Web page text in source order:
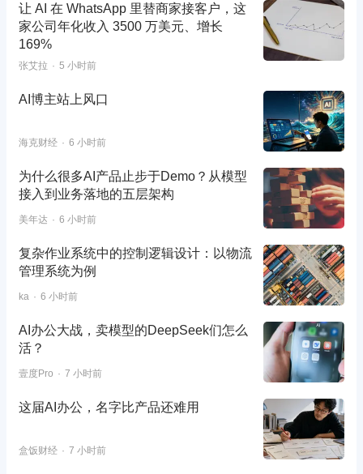
让 AI 在 WhatsApp 里替商家接客户，这
家公司年化收入 3500 万美元、增长
169%
张艾拉 5 小时前
AI博主站上风口
海克财经 6 小时前
为什么很多AI产品止步于Demo？从模型
接入到业务落地的五层架构
美年达 6 小时前
复杂作业系统中的控制逻辑设计：以物流
管理系统为例
ka 6 小时前
AI办公大战，卖模型的DeepSeek们怎么
活？
壹度Pro 7 小时前
这届AI办公，名字比产品还难用
盒饭财经 7 小时前